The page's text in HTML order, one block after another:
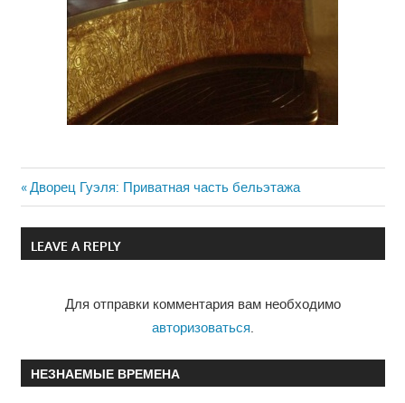
Навигация
по
Previous
Post:
Дворец Гуэля: Приватная часть бельэтажа
LEAVE A REPLY
Для отправки комментария вам необходимо
авторизоваться
НЕЗНАЕМЫЕ ВРЕМЕНА